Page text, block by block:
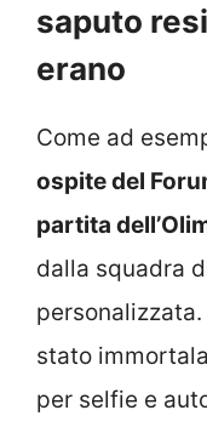
saputo
erano
Come ad
ospite del
partita
dalla squadra
stato
per selfie e